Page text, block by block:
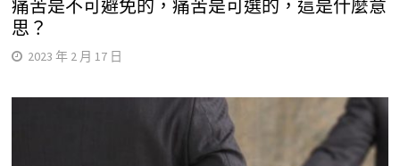
痛苦是不可避免的，痛苦是可選的，這是什麼意
思？
2023 年 2 月 17 日